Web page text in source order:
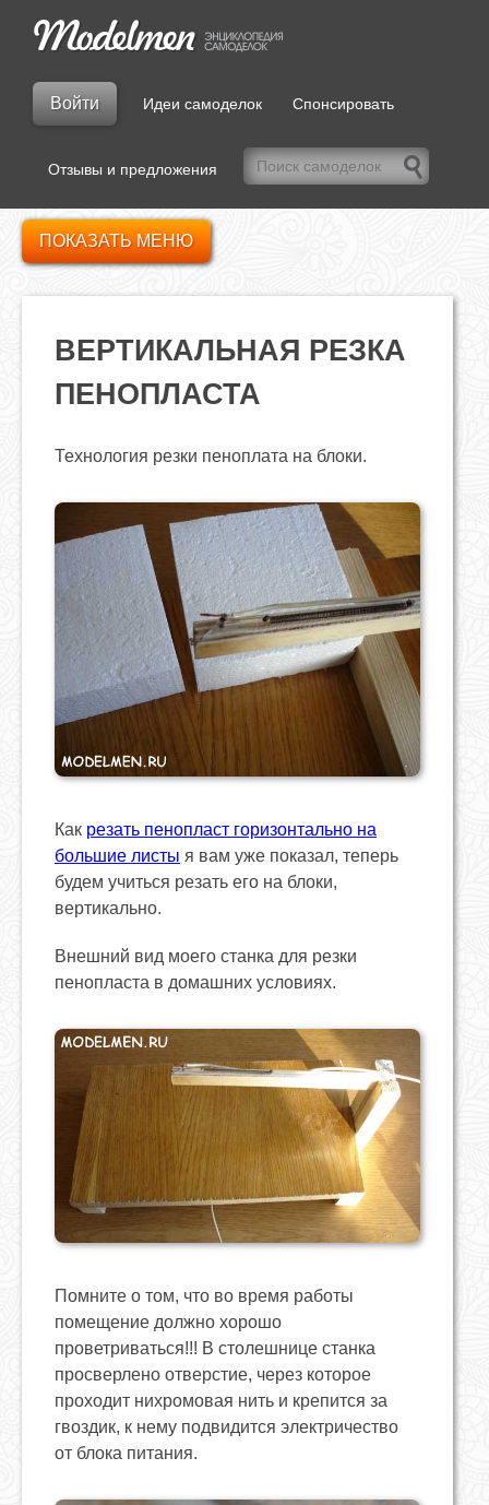
Войти Идеи самоделок Спонсировать
Отзывы и предложения
ВЕРТИКАЛЬНАЯ РЕЗКА
ПЕНОПЛАСТА
Технология резки пеноплата на блоки.
Как резать пенопласт горизонтально на
большие листы я вам уже показал, теперь
будем учиться резать его на блоки,
вертикально.
Внешний вид моего станка для резки
пенопласта в домашних условиях.
Помните о том, что во время работы
помещение должно хорошо
проветриваться!!! В столешнице станка
просверлено отверстие, через которое
проходит нихромовая нить и крепится за
гвоздик, к нему подвидится электричество
от блока питания.
ПОКАЗАТЬ МЕНЮ